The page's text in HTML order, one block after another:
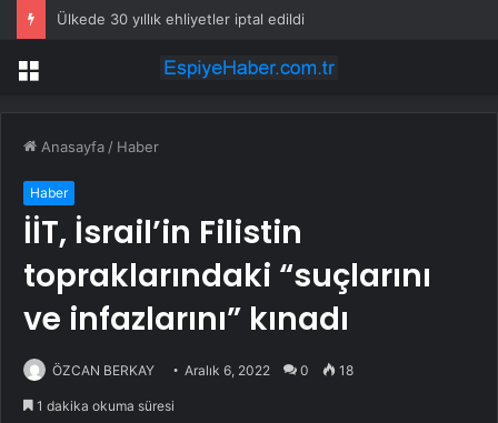
Ülkede 30 yıllık ehliyetler iptal edildi
Menü
Anasayfa / Haber
Haber
İİT, İsrail’in Filistin
topraklarındaki “suçlarını
ve infazlarını” kınadı
ÖZCAN BERKAY Aralık 6, 2022 0 18
1 dakika okuma süresi